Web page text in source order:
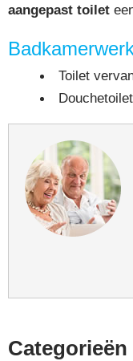
aangepast toilet
Toilet
Categorieën